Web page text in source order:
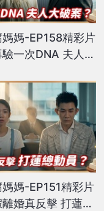
媽媽-EP158精彩片
一次DNA 夫人大
媽媽-EP151精彩片
婚真反擊 打蓮總